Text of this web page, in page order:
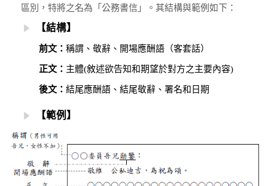
區別，特將之名為「公務書信」。其結構與範例如下：
【結構】
前文： 稱謂、敬辭、開場應酬語（客套話）
正文： 主體(敘述欲告知和期望於對方之主要內容)
後文： 結尾應酬語、結尾敬辭、署名和日期
【範例】